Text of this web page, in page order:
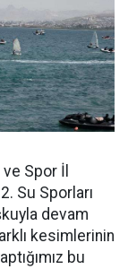
Spor İl
Su Sporları
devam
kesimlerinin
bu